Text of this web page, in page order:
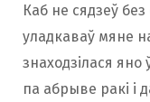
Каб не сядзеў
уладкаваў мяне
знаходзілася
па абрыве ракі і